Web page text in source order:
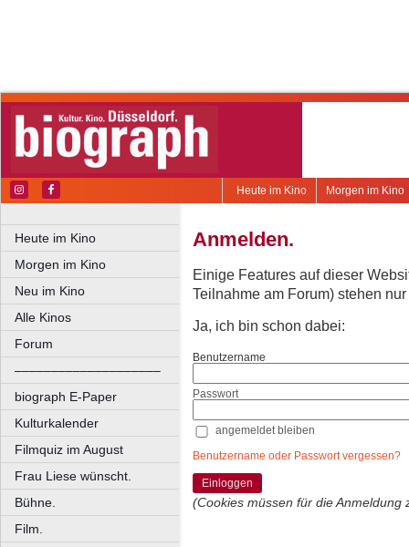
Morgen im Kino
Heute im Kino
Heute im Kino
Morgen im Kino
Neu im Kino
Alle Kinos
Forum
––––––––––––––––––––
biograph E-Paper
Kulturkalender
Filmquiz im August
Frau Liese wünscht.
Bühne.
Film.
Anmelden.
Einige Features auf dieser
Teilnahme am Forum) stehen
Ja, ich bin schon dabei:
Benutzername
Passwort
angemeldet bleiben
Benutzername oder Passwort vergessen?
Einloggen
(Cookies müssen für die Anmeldung